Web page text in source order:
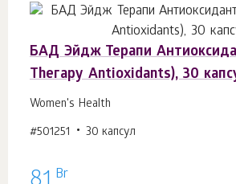
БАД Эйдж Терапи
Тhегару Antioxidants), 30
Women's Health
#501251 30 капсул
Br